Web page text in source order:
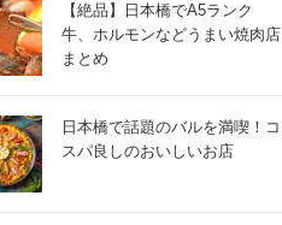
【絶品】日本橋でA5ランク
牛、ホルモンなどうまい焼肉店
まとめ
日本橋で話題のバルを満喫！コ
スパ良しのおいしいお店